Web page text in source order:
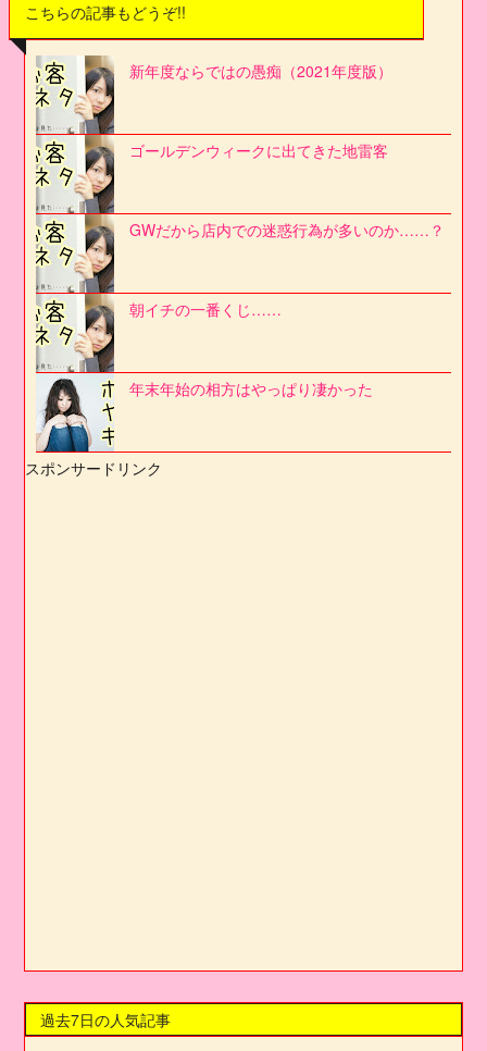
こちらの記事もどうぞ!!
新年度ならではの愚痴（2021年度版）
ゴールデンウィークに出てきた地雷客
GWだから店内での迷惑行為が多いのか……？
朝イチの一番くじ……
年末年始の相方はやっぱり凄かった
スポンサードリンク
過去7日の人気記事